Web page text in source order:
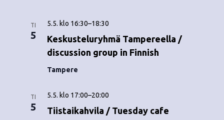
TI
5
Keskusteluryhmä Tampereella /
discussion group in Finnish
5.5. klo 16:30–18:30
Tampere
TI
5 Tiistaikahvila / Tuesday cafe
5.5. klo 17:00–20:00